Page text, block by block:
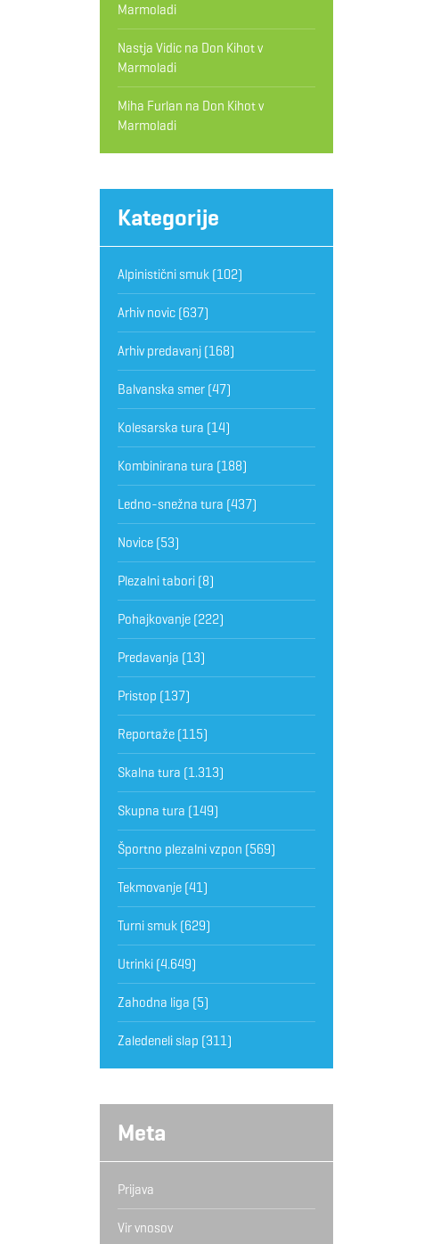
Marmoladi
Nastja Vidicna Don Kihot v
Marmoladi
Miha Furlan na Don Kihot v
Marmoladi
Kategorije
Alpinistični smuk(102)
Arhiv novic(637)
Arhiv predavanj(168)
Balvanska smer(47)
Kolesarska tura (14)
Kombinirana tura (188)
Ledno-snežna tura (437)
Novice(53)
Plezalni tabori(8)
Pohajkovanje(222)
Predavanja (13)
Pristop (137)
Reportaže(115)
Skalna tura (1.313)
Skupna tura (149)
Športno plezalni vzpon (569)
Tekmovanje(41)
Turni smuk(629)
Utrinki(4.649)
Zahodna liga (5)
Zaledeneli slap (311)
Meta
Prijava
Vir vnosov